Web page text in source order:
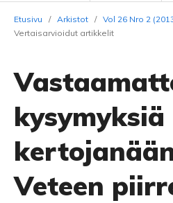
Etusivu / Arkistot / Vol 26 Nro 2
Vertaisarvioidut artikkelit
kysymyksiä
Veteen